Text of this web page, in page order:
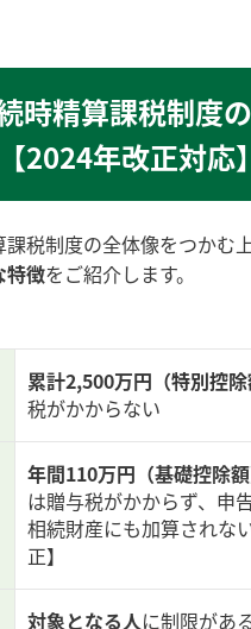
時精算課税制度
2024年改正対応】
税制度の全体像をつかむ
特徴をご紹介します。
累計2,500万円 （特別控除
税がかからない
年間110万円（基礎控除額
は贈与税がかからず、申
相続財産にも加算されな
正】
対象となる人に制限があ